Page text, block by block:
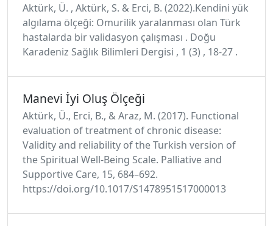
Aktürk, Ü. , Aktürk, S. & Erci, B. (2022).Kendini yük
algılama ölçeği: Omurilik yaralanması olan Türk
hastalarda bir validasyon çalışması . Doğu
Karadeniz Sağlık Bilimleri Dergisi , 1 (3) , 18-27 .
Manevi İyi Oluş Ölçeği
Aktürk, Ü., Erci, B., & Araz, M. (2017). Functional
evaluation of treatment of chronic disease:
Validity and reliability of the Turkish version of
the Spiritual Well-Being Scale. Palliative and
Supportive Care, 15, 684–692.
https://doi.org/10.1017/S1478951517000013